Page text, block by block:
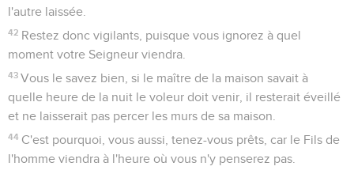
l'autre laissée.
42 Restez donc vigilants, puisque vous ignorez à quel
moment votre Seigneur viendra.
43 Vous le savez bien, si le maître de la maison savait à
quelle heure de la nuit le voleur doit venir, il resterait éveillé
et ne laisserait pas percer les murs de sa maison.
44 C'est pourquoi, vous aussi, tenez-vous prêts, car le Fils de
l'homme viendra à l'heure où vous n'y penserez pas.